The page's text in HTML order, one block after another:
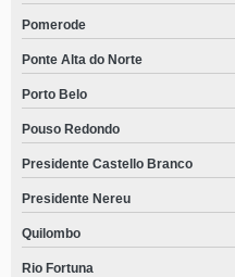
Pomerode
Ponte Alta do Norte
Porto Belo
Pouso Redondo
Presidente Castello Branco
Presidente Nereu
Quilombo
Rio Fortuna